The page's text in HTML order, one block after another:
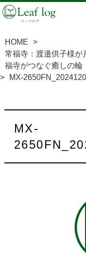
HOME
>
常福寺：渡邉供子様が
福寺がつなぐ癒しの輪
>
MX-
MX-